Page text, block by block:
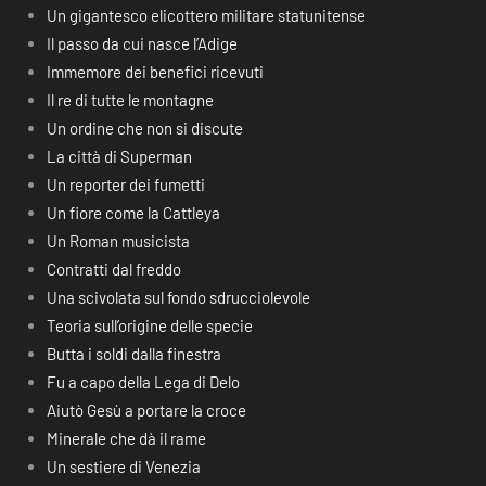
Un gigantesco elicottero militare statunitense
Il passo da cui nasce l’Adige
Immemore dei benefici ricevuti
Il re di tutte le montagne
Un ordine che non si discute
La città di Superman
Un reporter dei fumetti
Un fiore come la Cattleya
Un Roman musicista
Contratti dal freddo
Una scivolata sul fondo sdrucciolevole
Teoria sull’origine delle specie
Butta i soldi dalla finestra
Fu a capo della Lega di Delo
Aiutò Gesù a portare la croce
Minerale che dà il rame
Un sestiere di Venezia